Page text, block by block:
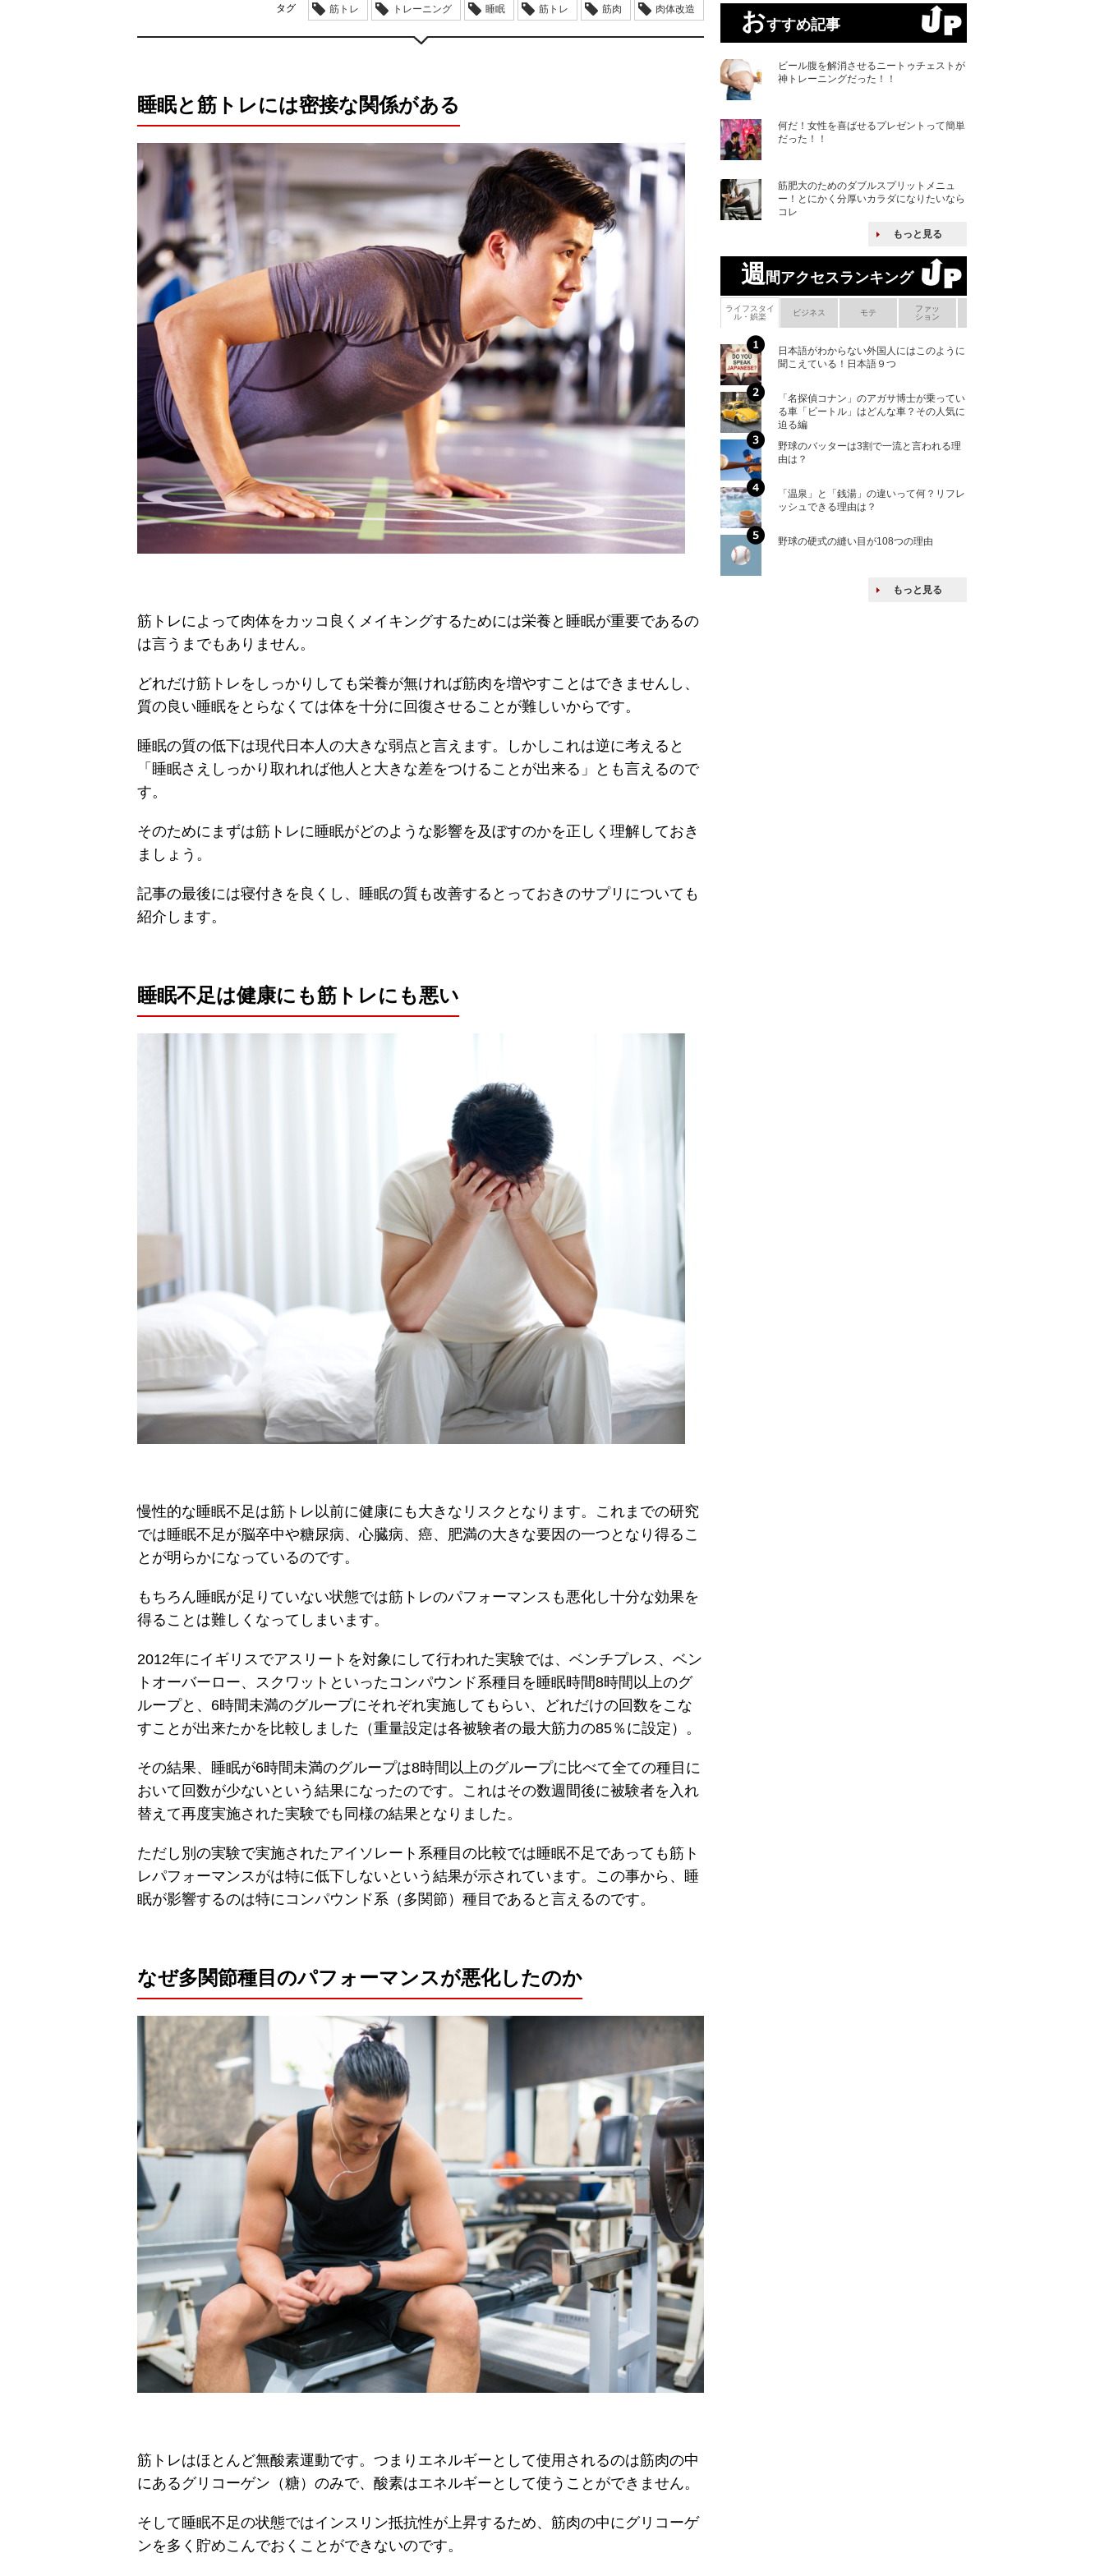
タグ 筋トレ トレーニング 睡眠 筋トレ 筋肉 肉体改造
睡眠と筋トレには密接な関係がある
筋トレによって肉体をカッコ良くメイキングするためには栄養と睡眠が重要であるの
は言うまでもありません。
どれだけ筋トレをしっかりしても栄養が無ければ筋肉を増やすことはできませんし、
質の良い睡眠をとらなくては体を十分に回復させることが難しいからです。
睡眠の質の低下は現代日本人の大きな弱点と言えます。しかしこれは逆に考えると
「睡眠さえしっかり取れれば他人と大きな差をつけることが出来る」とも言えるので
す。
そのためにまずは筋トレに睡眠がどのような影響を及ぼすのかを正しく理解しておき
ましょう。
記事の最後には寝付きを良くし、睡眠の質も改善するとっておきのサプリについても
紹介します。
睡眠不足は健康にも筋トレにも悪い
慢性的な睡眠不足は筋トレ以前に健康にも大きなリスクとなります。これまでの研究
では睡眠不足が脳卒中や糖尿病、心臓病、癌、肥満の大きな要因の一つとなり得るこ
とが明らかになっているのです。
もちろん睡眠が足りていない状態では筋トレのパフォーマンスも悪化し十分な効果を
得ることは難しくなってしまいます。
2012年にイギリスでアスリートを対象にして行われた実験では、ベンチプレス、ベン
トオーバーロー、スクワットといったコンパウンド系種目を睡眠時間8時間以上のグ
ループと、6時間未満のグループにそれぞれ実施してもらい、どれだけの回数をこな
すことが出来たかを比較しました（重量設定は各被験者の最大筋力の85％に設定）。
その結果、睡眠が6時間未満のグループは8時間以上のグループに比べて全ての種目に
おいて回数が少ないという結果になったのです。これはその数週間後に被験者を入れ
替えて再度実施された実験でも同様の結果となりました。
ただし別の実験で実施されたアイソレート系種目の比較では睡眠不足であっても筋ト
レパフォーマンスがは特に低下しないという結果が示されています。この事から、睡
眠が影響するのは特にコンパウンド系（多関節）種目であると言えるのです。
なぜ多関節種目のパフォーマンスが悪化したのか
筋トレはほとんど無酸素運動です。つまりエネルギーとして使用されるのは筋肉の中
にあるグリコーゲン（糖）のみで、酸素はエネルギーとして使うことができません。
そして睡眠不足の状態ではインスリン抵抗性が上昇するため、筋肉の中にグリコーゲ
ンを多く貯めこんでおくことができないのです。
おすすめ記事
ビール腹を解消させるニートゥチェストが
神トレーニングだった！！
何だ！女性を喜ばせるプレゼントって簡単
だった！！
筋肥大のためのダブルスプリットメニュ
ー！とにかく分厚いカラダになりたいなら
コレ
もっと見る
週間アクセスランキング
ライフスタイ
ル・娯楽
ビジネス モテ
ファッ
ション
日本語がわからない外国人にはこのように
聞こえている！日本語９つ
「名探偵コナン」のアガサ博士が乗ってい
る車「ビートル」はどんな車？その人気に
迫る編
野球のバッターは3割で一流と言われる理
由は？
「温泉」と「銭湯」の違いって何？リフレ
ッシュできる理由は？
野球の硬式の縫い目が108つの理由
もっと見る